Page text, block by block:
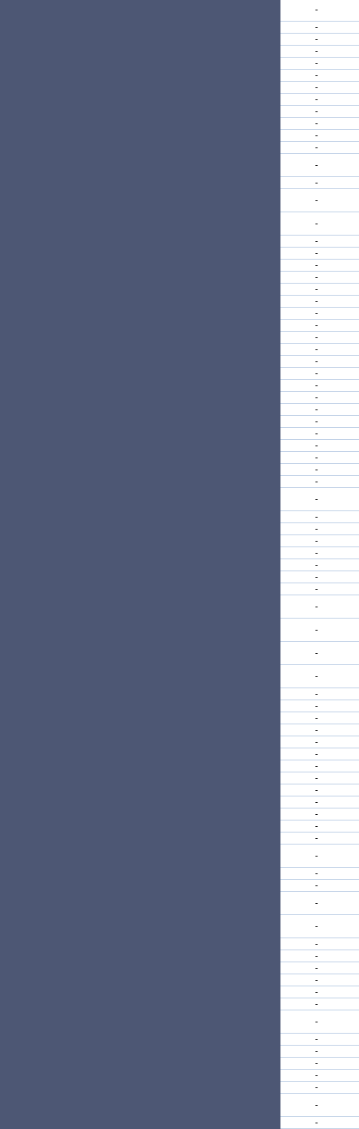
-
-
-
-
-
-
-
-
-
-
-
-
-
-
-
-
-
-
-
-
-
-
-
-
-
-
-
-
-
-
-
-
-
-
-
-
-
-
-
-
-
-
-
-
-
-
-
-
-
-
-
-
-
-
-
-
-
-
-
-
-
-
-
-
-
-
-
-
-
-
-
-
-
-
-
-
-
-
-
-
-